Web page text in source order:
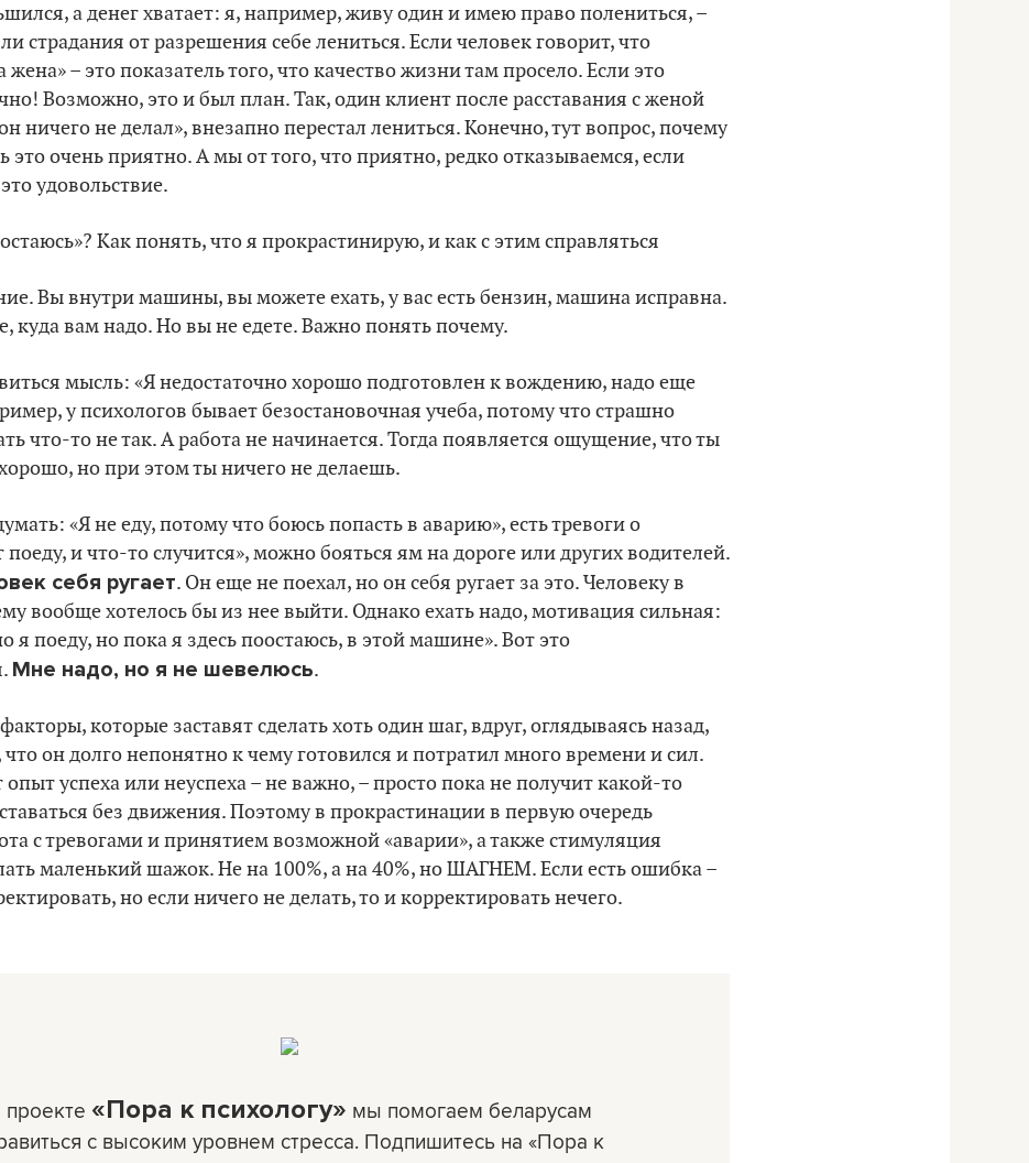
а денег хватает: я, например, живу один и имею право полениться, –
страдания от разрешения себе лениться. Если человек говорит, что
– это показатель того, что качество жизни там просело. Если это
Возможно, это и был план. Так, один клиент после расставания с женой
ничего не делал», внезапно перестал лениться. Конечно, тут вопрос, почему
это очень приятно. А мы от того, что приятно, редко отказываемся, если
удовольствие.
Как понять, что я прокрастинирую, и как с этим справляться
Вы внутри машины, вы можете ехать, у вас есть бензин, машина исправна.
куда вам надо. Но вы не едете. Важно понять почему.
мысль: «Я недостаточно хорошо подготовлен к вождению, надо еще
у психологов бывает безостановочная учеба, потому что страшно
что-то не так. А работа не начинается. Тогда появляется ощущение, что ты
но при этом ты ничего не делаешь.
«Я не еду, потому что боюсь попасть в аварию», есть тревоги о
и что-то случится», можно бояться ям на дороге или других водителей.
себя ругает. Он еще не поехал, но он себя ругает за это. Человеку в
вообще хотелось бы из нее выйти. Однако ехать надо, мотивация сильная:
я поеду, но пока я здесь поостаюсь, в этой машине». Вот это
Мне надо, но я не шевелюсь.
которые заставят сделать хоть один шаг, вдруг, оглядываясь назад,
он долго непонятно к чему готовился и потратил много времени и сил.
успеха или неуспеха – не важно, – просто пока не получит какой-то
без движения. Поэтому в прокрастинации в первую очередь
с тревогами и принятием возможной «аварии», а также стимуляция
маленький шажок. Не на 100%, а на 40%, но ШАГНЕМ. Если есть ошибка –
но если ничего не делать, то и корректировать нечего.
проекте «Пора к психологу» мы помогаем беларусам
с высоким уровнем стресса. Подпишитесь на «Пора к